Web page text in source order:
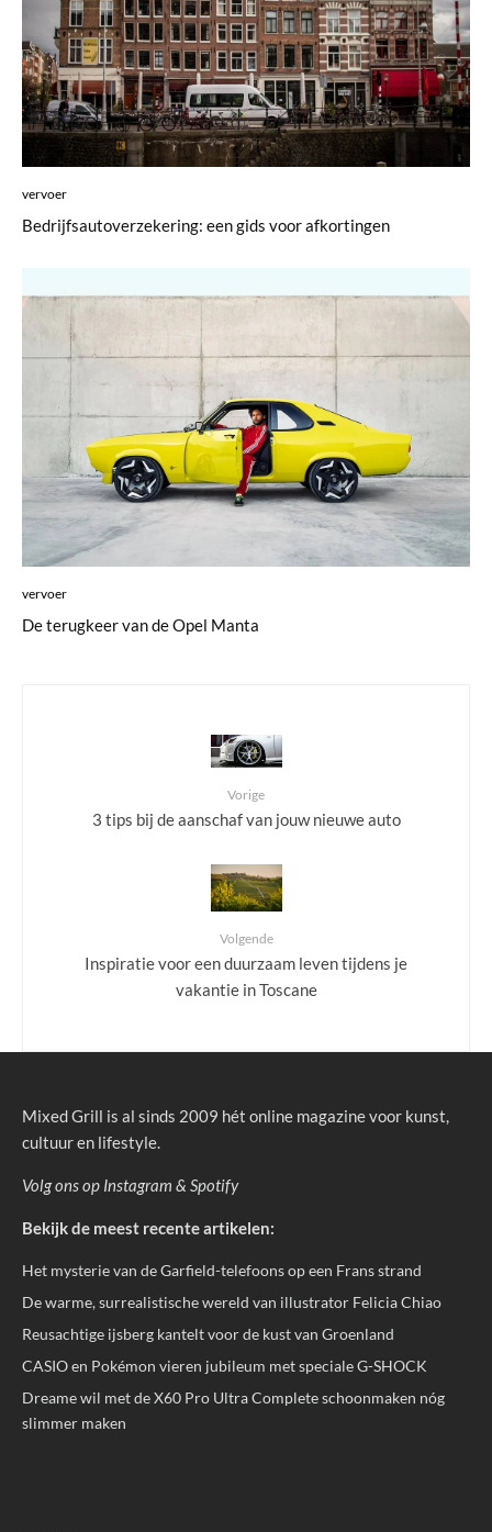
vervoer
Bedrijfsautoverzekering: een gids voor afkortingen
vervoer
De terugkeer van de Opel Manta
Vorige
3 tips bij de aanschaf van jouw nieuwe auto
Volgende
Inspiratie voor een duurzaam leven tijdens je
vakantie in Toscane
Mixed Grill is al sinds 2009 hét online magazine voor kunst,
cultuur en lifestyle.
Volg ons op Instagram & Spotify
Bekijk de meest recente artikelen:
Het mysterie van de Garfield-telefoons op een Frans strand
De warme, surrealistische wereld van illustrator Felicia Chiao
Reusachtige ijsberg kantelt voor de kust van Groenland
CASIO en Pokémon vieren jubileum met speciale G-SHOCK
Dreame wil met de X60 Pro Ultra Complete schoonmaken nóg
slimmer maken